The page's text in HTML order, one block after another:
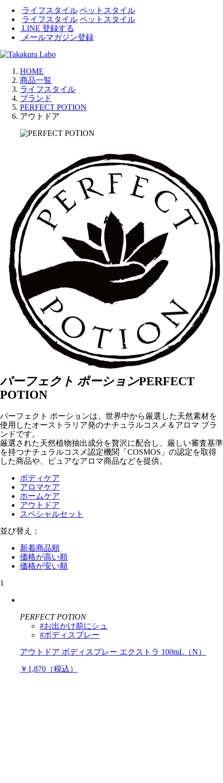
ライフスタイル ペットスタイル
ライフスタイル ペットスタイル
LINE 登録する
メールマガジン登録
HOME
商品一覧
ライフスタイル
ブランド
PERFECT POTION
アウトドア
パーフェクト ポーションPERFECT
POTION
パーフェクト ポーションは、世界中から厳選した天然素材を
使用したオーストラリア発のナチュラルコスメ＆アロマ ブラ
ンドです。
厳選された天然植物抽出成分を贅沢に配合し、厳しい審査基準
を持つナチュラルコスメ認定機関「COSMOS」の認定を取得
した商品や、ピュアなアロマ商品などを提供。
ボディケア
アロマケア
ホームケア
アウトドア
スペシャルセット
並び替え：
新着商品順
価格が高い順
価格が安い順
1
PERFECT POTION
#お出かけ前にシュ
#ボディスプレー
アウトドア ボディスプレー エクストラ 100mL（N）
￥1,870（税込）